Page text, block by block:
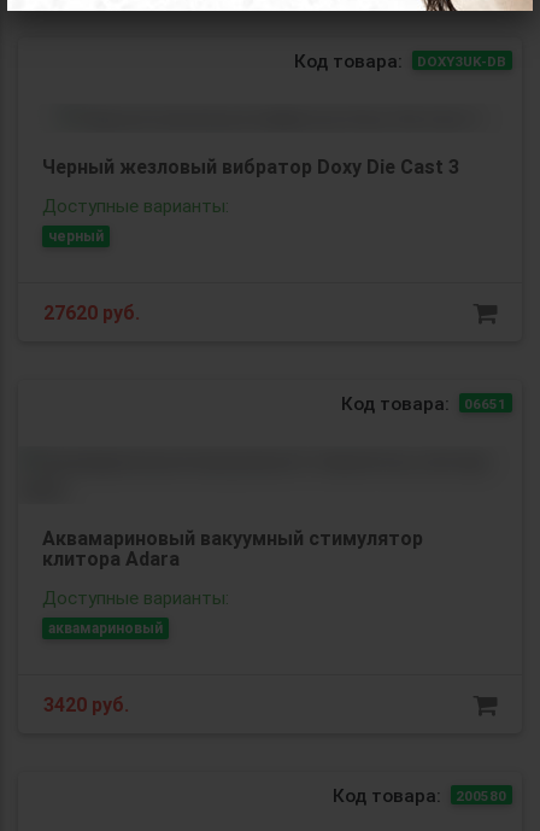
Код товара: DOXY3UK-DB
Черный жезловый вибратор Doxy Die Cast 3
Доступные варианты:
черный
27620 руб.
Код товара: 06651
Аквамариновый вакуумный стимулятор
клитора Adara
Доступные варианты:
аквамариновый
3420 руб.
Код товара: 200580